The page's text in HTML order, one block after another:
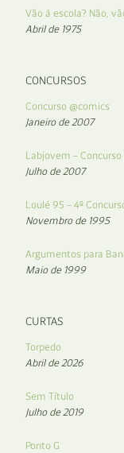
Vão á escola? Não,
Abril de 1975
CONCURSOS
Concurso @comics
Janeiro de 2007
Labjovem – Concurso
Julho de 2007
Loulé 95 – 4º
Novembro de 1995
Argumentos para
Maio de 1999
CURTAS
Torpedo
Abril de 2026
Sem Título
Julho de 2019
Ponto G